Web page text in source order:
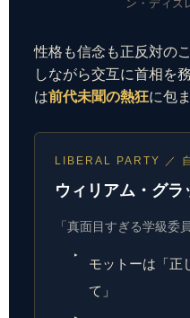
ン・ディズ
性格も信念も正反対の
しながら交互に首相を
は前代未聞の熱狂に包
LIBERAL PARTY ／
ウィリアム・グ
「真面目すぎる学級委
モットーは「正
て」